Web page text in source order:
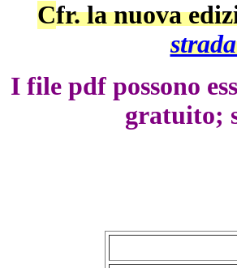
Cfr. la nuova
I file pdf possono
gratuito;